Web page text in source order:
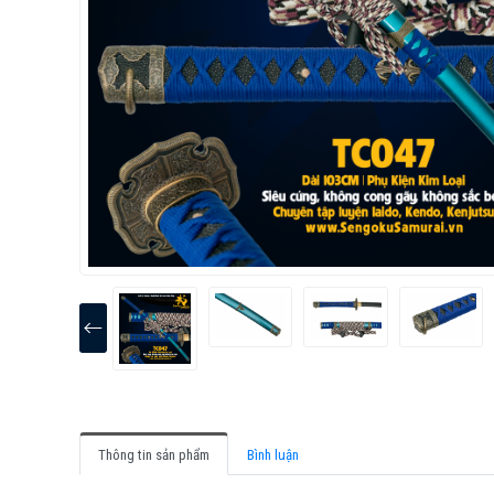
Thông tin sản phẩm Bình luận